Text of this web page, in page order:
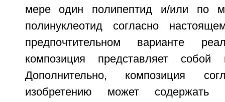
мере один полипептид и/или по
полинуклеотид согласно
предпочтительном варианте
композиция представляет собой
Дополнительно, композиция
изобретению может